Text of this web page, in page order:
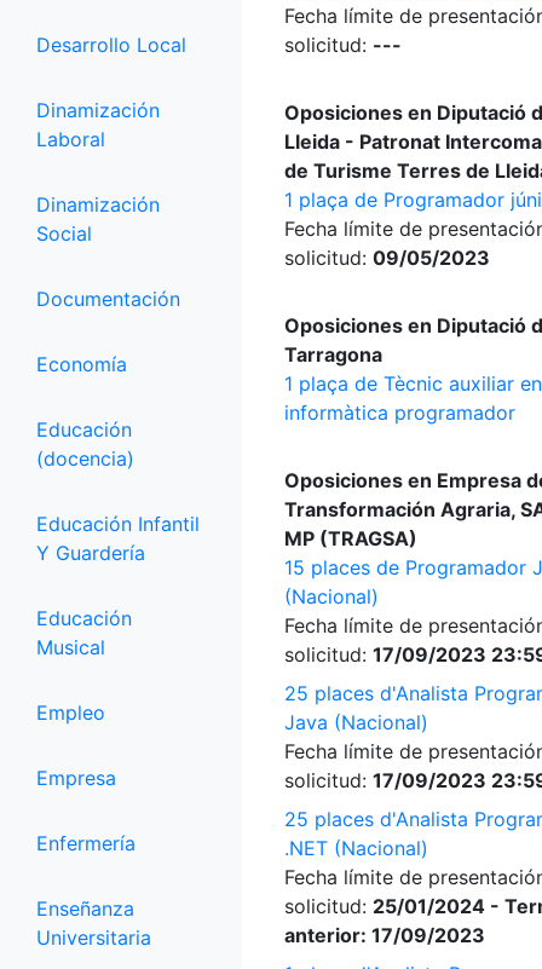
Desarrollo Local
Dinamización
Laboral
Dinamización
Social
Documentación
Economía
Educación
(docencia)
Educación Infantil
Y Guardería
Educación
Musical
Empleo
Empresa
Enfermería
Enseñanza
Universitaria
Fecha límite de
solicitud: ---
Oposiciones en Diputació
Lleida - Patronat
de Turisme Terres de
1 plaça de Programador
Fecha límite de
solicitud: 09/05/2023
Oposiciones en Diputació
Tarragona
1 plaça de Tècnic auxiliar en
informàtica programador
Oposiciones en Empresa
Transformación Agraria,
MP (TRAGSA)
15 places de Programador
(Nacional)
Fecha límite de
solicitud: 17/09/2023
25 places d'Analista
Java (Nacional)
Fecha límite de
solicitud: 17/09/2023
25 places d'Analista
.NET (Nacional)
Fecha límite de
solicitud: 25/01/2024 -
anterior: 17/09/2023